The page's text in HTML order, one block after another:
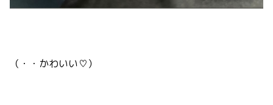
（・・かわいい♡）